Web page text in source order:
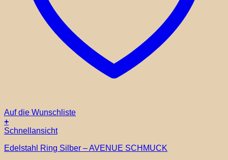
Auf die Wunschliste
+
Schnellansicht
Edelstahl Ring Silber – AVENUE SCHMUCK